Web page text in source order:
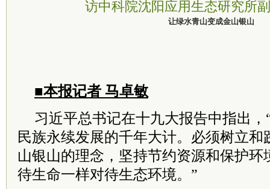
访中科院沈阳应用生态研究所
让绿水青山变成金山银山
■本报记者 马卓敏
习近平总书记在十九大报告中指出
民族永续发展的千年大计。必须树立和
山银山的理念，坚持节约资源和保护环
待生命一样对待生态环境。”